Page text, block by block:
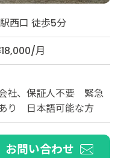
西口 徒歩5分
月
社、保証人不要 緊急
り 日本語可能な方
お問い合わせ